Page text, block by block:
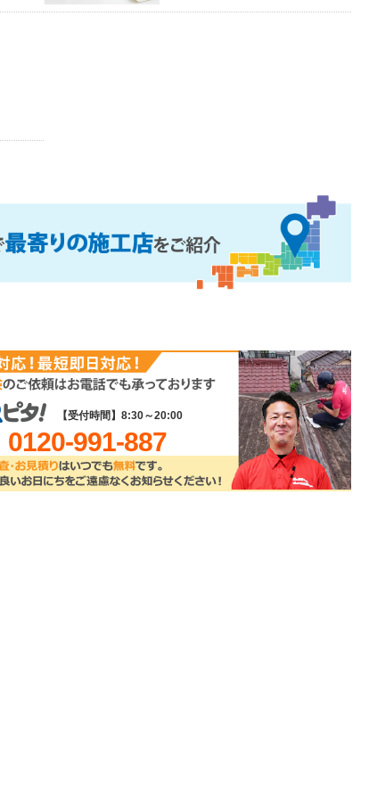
【受付時間】8:30～20:00
0120-991-887